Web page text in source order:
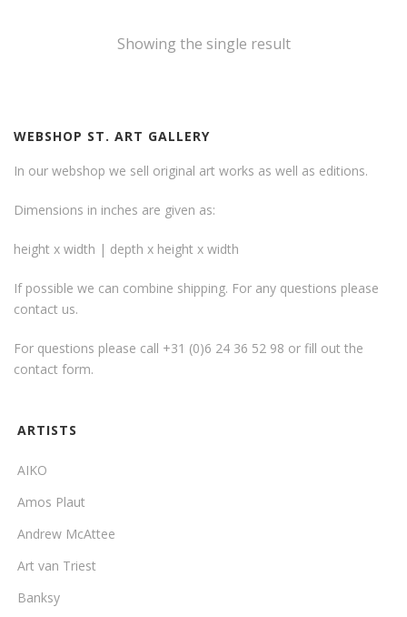
Showing the single result
WEBSHOP ST. ART GALLERY
In our webshop we sell original art works as well as editions.
Dimensions in inches are given as:
height x width | depth x height x width
If possible we can combine shipping. For any questions please
contact us.
For questions please call +31 (0)6 24 36 52 98 or fill out the
contact form.
ARTISTS
AIKO
Amos Plaut
Andrew McAttee
Art van Triest
Banksy